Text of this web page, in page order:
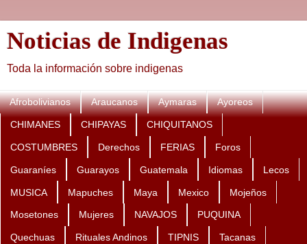
Noticias de Indigenas
Toda la información sobre indigenas
Afrobolivianos Araucanos Aymaras Ayoreos
CHIMANES CHIPAYAS CHIQUITANOS
COSTUMBRES Derechos FERIAS Foros
Guaraníes Guarayos Guatemala Idiomas Lecos
MUSICA Mapuches Maya Mexico Mojeños
Mosetones Mujeres NAVAJOS PUQUINA
Quechuas Rituales Andinos TIPNIS Tacanas